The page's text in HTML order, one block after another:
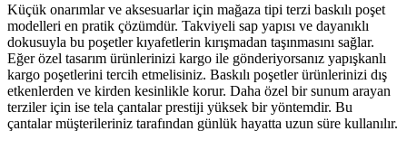
Küçük onarımlar ve aksesuarlar için mağaza tipi terzi baskılı poşet
modelleri en pratik çözümdür. Takviyeli sap yapısı ve dayanıklı
dokusuyla bu poşetler kıyafetlerin kırışmadan taşınmasını sağlar.
Eğer özel tasarım ürünlerinizi kargo ile gönderiyorsanız yapışkanlı
kargo poşetlerini tercih etmelisiniz. Baskılı poşetler ürünlerinizi dış
etkenlerden ve kirden kesinlikle korur. Daha özel bir sunum arayan
terziler için ise tela çantalar prestiji yüksek bir yöntemdir. Bu
çantalar müşterileriniz tarafından günlük hayatta uzun süre kullanılır.